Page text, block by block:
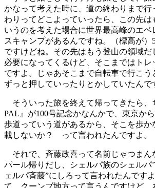
かなって考えた時に、道の終わりまで行
わりってどこよっていったら、この先は
いうのを考えた場合に世界最高峰のエベ
スキャンプがあるんですね。（標高が）
ですけどね。その先はもう登山の領域
必要になってくるけど、そこまではトレ
ですよ。じゃあそこまで自転車で行こう
ずっと押していったりとかしていたんで
そういった旅を終えて帰ってきたら、
PAL』が100号記念かなんかで、東京か
歩道っていう道があるから、そこを歩
載しないか？ って言われたんですよ。
それで、斉藤政喜って名前じゃつまん
パール帰りだし、シェルパ族のシェルパ
ェルパ斉藤”にしろって言われたんです